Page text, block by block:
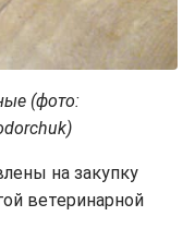
(фото:
на закупку
ветеринарной